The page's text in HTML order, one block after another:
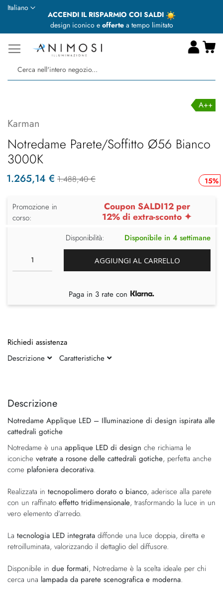
ACCENDI IL RISPARMIO COI SALDI
design iconico e offertea tempo limitato
Lingua
Italiano
fine
galleria
di
immagini
della
di
immagini
Descrizione
Notredame Applique LED – Illuminazione di design ispirata alle
cattedrali gotiche
Notredame è una applique LED di design che richiama le
iconiche vetrate a rosone delle cattedrali gotiche, perfetta anche
come plafoniera decorativa.
Realizzata in tecnopolimero dorato o bianco, aderisce alla parete
con un raffinato effetto tridimensionale, trasformando la luce in un
vero elemento d’arredo.
La tecnologia LED integrata diffonde una luce doppia, diretta e
retroilluminata, valorizzando il dettaglio del diffusore.
Disponibile in due formati, Notredame è la scelta ideale per chi
cerca una lampada da parete scenografica e moderna.
A++
Karman
Notredame Parete/Soffitto Ø56 Bianco
3000K
15%
1.265,14 € 1.488,40 €
Promozione in
corso:
Coupon SALDI12 per
12% di extra-sconto ✦
Disponibilità: Disponibile in 4 settimane
AGGIUNGI AL CARRELLO
Paga in 3 rate con
Richiedi assistenza
Descrizione
Caratteristiche